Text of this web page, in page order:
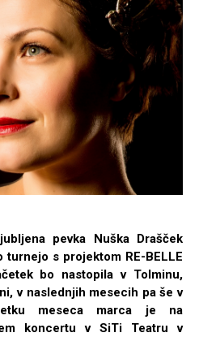
pevka Nuška Drašček
turnejo s projektom RE-BELLE
bo nastopila v Tolminu,
v naslednjih mesecih pa še v
meseca marca je na
koncertu v SiTi Teatru v